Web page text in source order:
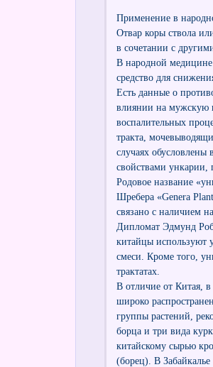
Применение в
Отвар коры ствола
в сочетании с
В народной медицине
средство для
Есть данные о
влиянии на мужскую
воспалительных
тракта,
случаях
свойствами
Родовое название
Шребера «Genera
связано с наличием
Дипломат Эдмунд
китайцы используют
смеси. Кроме того,
трактатах.
В отличие от Китая,
широко
группы растений,
борца и три вида
китайскому сырью
(борец). В